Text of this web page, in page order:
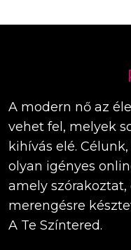
A modern nő az
vehet fel, melyek
kihívás elé.
olyan igényes
amely
merengésre
A Te Színtered.